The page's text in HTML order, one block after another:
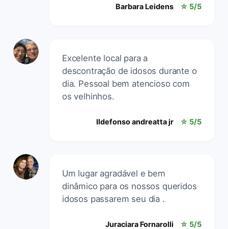
Barbara Leidens ☆ 5/5
Excelente local para a
descontração de idosos durante o
dia. Pessoal bem atencioso com
os velhinhos.
Ildefonso andreatta jr ☆ 5/5
Um lugar agradável e bem
dinâmico para os nossos queridos
idosos passarem seu dia .
Juraciara Fornarolli ☆ 5/5